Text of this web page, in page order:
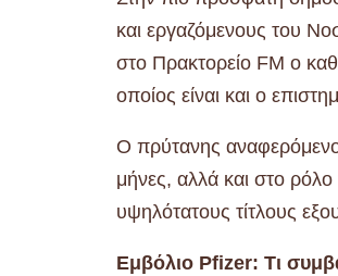
και εργαζόμενους του
στο Πρακτορείο FM ο
οποίος είναι και ο
Ο πρύτανης
μήνες, αλλά και στο ρόλο
υψηλότατους τίτλους
Εμβόλιο Pfizer: Τι